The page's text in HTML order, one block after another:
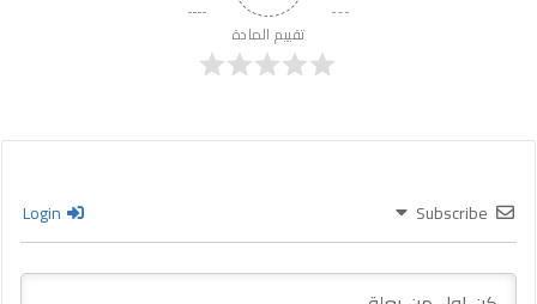
تقييم المادة
Subscribe